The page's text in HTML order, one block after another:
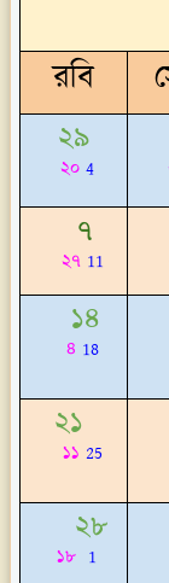
রবি
২৯
২০ 4
৭
২৭ 11
১৪
৪ 18
২১
১১ 25
২৮
১৮ 1